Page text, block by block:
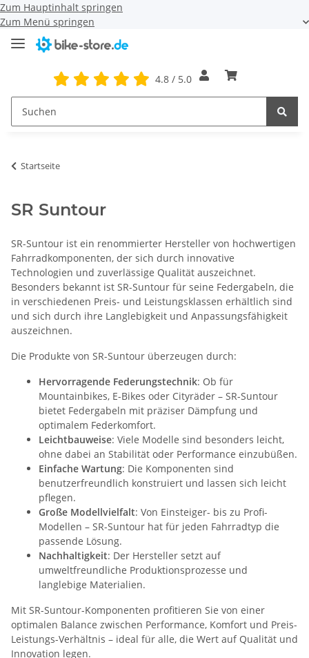
Zum Hauptinhalt springen
Zum Menü springen
4.8 / 5.0
Startseite
SR Suntour
SR-Suntour ist ein renommierter Hersteller von hochwertigen
Fahrradkomponenten, der sich durch innovative
Technologien und zuverlässige Qualität auszeichnet.
Besonders bekannt ist SR-Suntour für seine Federgabeln, die
in verschiedenen Preis- und Leistungsklassen erhältlich sind
und sich durch ihre Langlebigkeit und Anpassungsfähigkeit
auszeichnen.
Die Produkte von SR-Suntour überzeugen durch:
Hervorragende Federungstechnik: Ob für
Mountainbikes, E-Bikes oder Cityräder – SR-Suntour
bietet Federgabeln mit präziser Dämpfung und
optimalem Federkomfort.
Leichtbauweise: Viele Modelle sind besonders leicht,
ohne dabei an Stabilität oder Performance einzubüßen.
Einfache Wartung: Die Komponenten sind
benutzerfreundlich konstruiert und lassen sich leicht
pflegen.
Große Modellvielfalt: Von Einsteiger- bis zu Profi-
Modellen – SR-Suntour hat für jeden Fahrradtyp die
passende Lösung.
Nachhaltigkeit: Der Hersteller setzt auf
umweltfreundliche Produktionsprozesse und
langlebige Materialien.
Mit SR-Suntour-Komponenten profitieren Sie von einer
optimalen Balance zwischen Performance, Komfort und Preis-
Leistungs-Verhältnis – ideal für alle, die Wert auf Qualität und
Innovation legen.